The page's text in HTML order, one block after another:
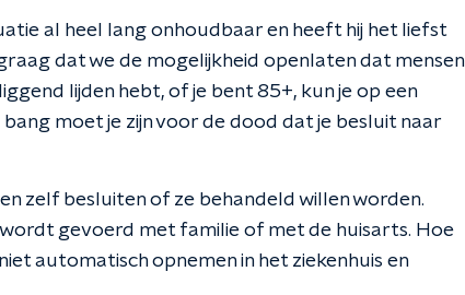
al heel lang onhoudbaar en heeft hij het liefst
dat we de mogelijkheid openlaten dat mensen
lijden hebt, of je bent 85+, kun je op een
moet je zijn voor de dood dat je besluit naar
zelf besluiten of ze behandeld willen worden.
gevoerd met familie of met de huisarts. Hoe
automatisch opnemen in het ziekenhuis en